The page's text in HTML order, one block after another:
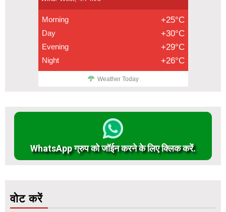
Morning +25°C
Day +30°C
Evening +29°C
Night +26°C
Weather Today
WhatsApp ग्रुप को जॉईन करने के लिए क्लिक करें.
वोट करें